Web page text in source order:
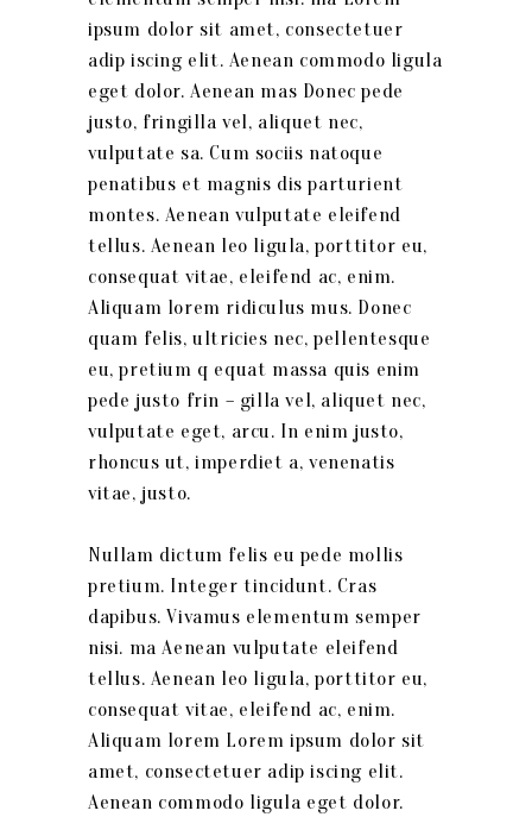
ipsum dolor sit amet, consectetuer
adip iscing elit. Aenean commodo ligula
eget dolor. Aenean mas Donec pede
justo, fringilla vel, aliquet nec,
vulputate sa. Cum sociis natoque
penatibus et magnis dis parturient
montes. Aenean vulputate eleifend
tellus. Aenean leo ligula, porttitor eu,
consequat vitae, eleifend ac, enim.
Aliquam lorem ridiculus mus. Donec
quam felis, ultricies nec, pellentesque
eu, pretium q equat massa quis enim
pede justo frin – gilla vel, aliquet nec,
vulputate eget, arcu. In enim justo,
rhoncus ut, imperdiet a, venenatis
vitae, justo.
Nullam dictum felis eu pede mollis
pretium. Integer tincidunt. Cras
dapibus. Vivamus elementum semper
nisi. ma Aenean vulputate eleifend
tellus. Aenean leo ligula, porttitor eu,
consequat vitae, eleifend ac, enim.
Aliquam lorem Lorem ipsum dolor sit
amet, consectetuer adip iscing elit.
Aenean commodo ligula eget dolor.